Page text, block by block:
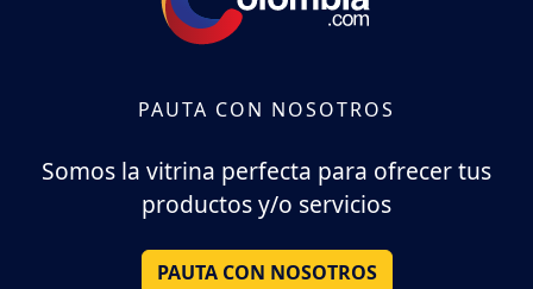
PAUTA CON NOSOTROS
Somos la vitrina perfecta para ofrecer tus
productos y/o servicios
PAUTA CON NOSOTROS